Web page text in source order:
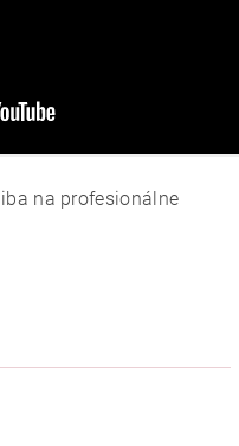
na profesionálne